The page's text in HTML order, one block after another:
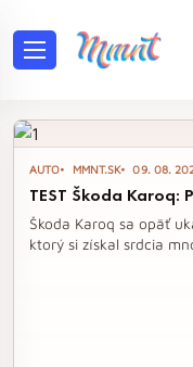
Tag: Škoda
AUTO MMNT.SK 09. 08.
TEST Škoda Karoq:
Škoda Karoq sa opäť
ktorý si získal srdcia